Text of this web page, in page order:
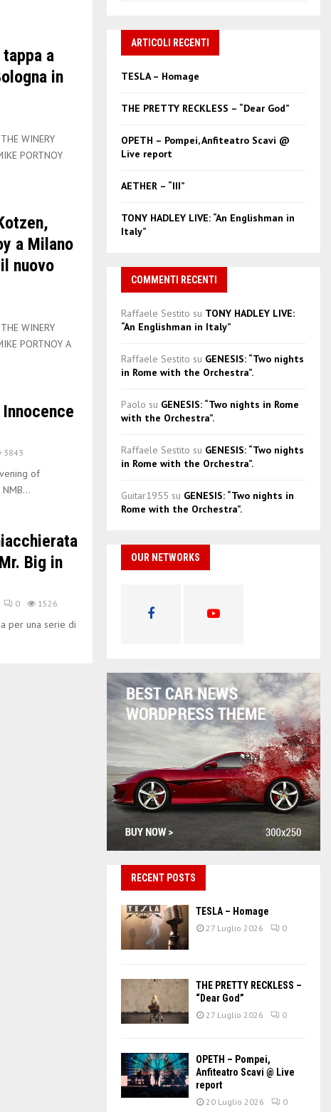
tappa a
in
WINERY
PORTNOY
a Milano
nuovo
WINERY
PORTNOY A
3843
of
Big in
0 1526
per una serie di
h
f
ARTICOLI RECENTI
TESLA – Homage
THE PRETTY RECKLESS – “Dear God”
OPETH – Pompei, Anfiteatro Scavi @
Live report
AETHER – “III”
TONY HADLEY LIVE: “An Englishman in
Italy”
COMMENTI RECENTI
Raffaele Sestito su TONY HADLEY LIVE:
“An Englishman in Italy”
Raffaele Sestito su GENESIS: “Two nights
in Rome with the Orchestra”.
Paolo su GENESIS: “Two nights in Rome
with the Orchestra”.
Raffaele Sestito su GENESIS: “Two nights
in Rome with the Orchestra”.
Guitar1955 su GENESIS: “Two nights in
Rome with the Orchestra”.
OUR NETWORKS
RECENT POSTS
TESLA – Homage
27 Luglio 2026 0
THE PRETTY RECKLESS –
“Dear God”
27 Luglio 2026 0
OPETH – Pompei,
Anfiteatro Scavi @ Live
report
20 Luglio 2026 0